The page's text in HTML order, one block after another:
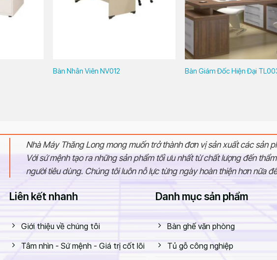
Bàn Nhân Viên NV012 Bàn Giám Đốc Hiện Đại
Nhà Máy Thăng Long mong muốn trở thành đơn vị sản xuất các sản
Với sứ mệnh tạo ra những sản phẩm tối ưu nhất từ chất lượng đến
người tiêu dùng. Chúng tôi luôn nỗ lực từng ngày hoàn thiện hơn nữa
Liên kết nhanh
Giới thiệu về chúng tôi
Tâm nhìn - Sứ mệnh - Giá trị cốt lõi
Danh mục sản phẩm
Bàn ghế văn phòng
Tủ gỗ công nghiệp